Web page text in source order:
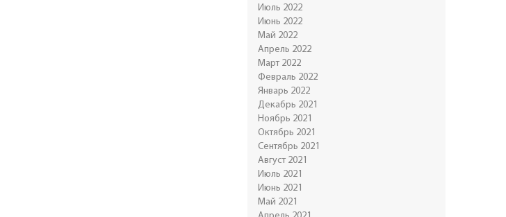
Июль 2022
Июнь 2022
Май 2022
Апрель 2022
Март 2022
Февраль 2022
Январь 2022
Декабрь 2021
Ноябрь 2021
Октябрь 2021
Сентябрь 2021
Август 2021
Июль 2021
Июнь 2021
Май 2021